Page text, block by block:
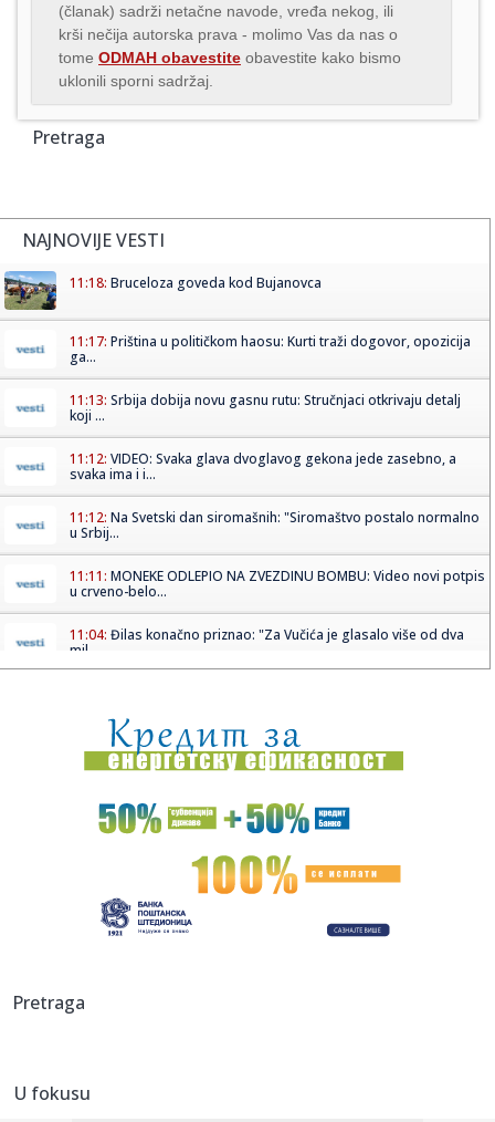
(članak) sadrži netačne navode, vređa nekog, ili
krši nečija autorska prava - molimo Vas da nas o
tome ODMAH obavestite obavestite kako bismo
uklonili sporni sadržaj.
Pretraga
NAJNOVIJE VESTI
11:18: Bruceloza goveda kod Bujanovca
11:17: Priština u političkom haosu: Kurti traži dogovor, opozicija
ga...
11:13: Srbija dobija novu gasnu rutu: Stručnjaci otkrivaju detalj
koji ...
11:12: VIDEO: Svaka glava dvoglavog gekona jede zasebno, a
svaka ima i i...
11:12: Na Svetski dan siromašnih: "Siromaštvo postalo normalno
u Srbij...
11:11: MONEKE ODLEPIO NA ZVEZDINU BOMBU: Video novi potpis
u crveno-belo...
11:04: Đilas konačno priznao: "Za Vučića je glasalo više od dva
mil...
11:02:Deo jedne ulice u Novom Sadu u ponedeljak bez struje na
pola sata
11:02:'Menstruaciju sam dobila u šestoj godini, lekari nisu znali
Срђан Олман, најпопуларнији ...
11:01:Požari u Srbiji, najugroženija Deliblatska peščara
obeća...
10:59:
Pretraga
U fokusu